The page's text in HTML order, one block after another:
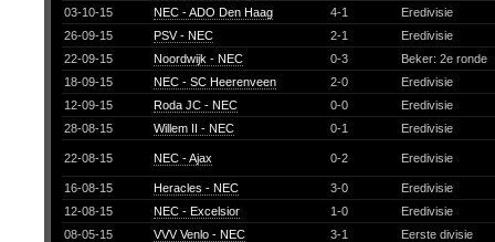
03-10-15
NEC - ADO Den Haag 4-1
Eredivisie
26-09-15
PSV - NEC 2-1
Eredivisie
22-09-15
Noordwijk - NEC 0-3
Beker: 2e ronde
18-09-15
NEC - SC Heerenveen 2-0
Eredivisie
12-09-15
Roda JC - NEC 0-0
Eredivisie
28-08-15
Willem II - NEC 0-1 Eredivisie
22-08-15 NEC - Ajax 0-2 Eredivisie
16-08-15 Heracles - NEC 3-0
Eredivisie
12-08-15
NEC - Excelsior 1-0
Eredivisie
08-05-15
VVV Venlo - NEC 3-1
Eerste divisie